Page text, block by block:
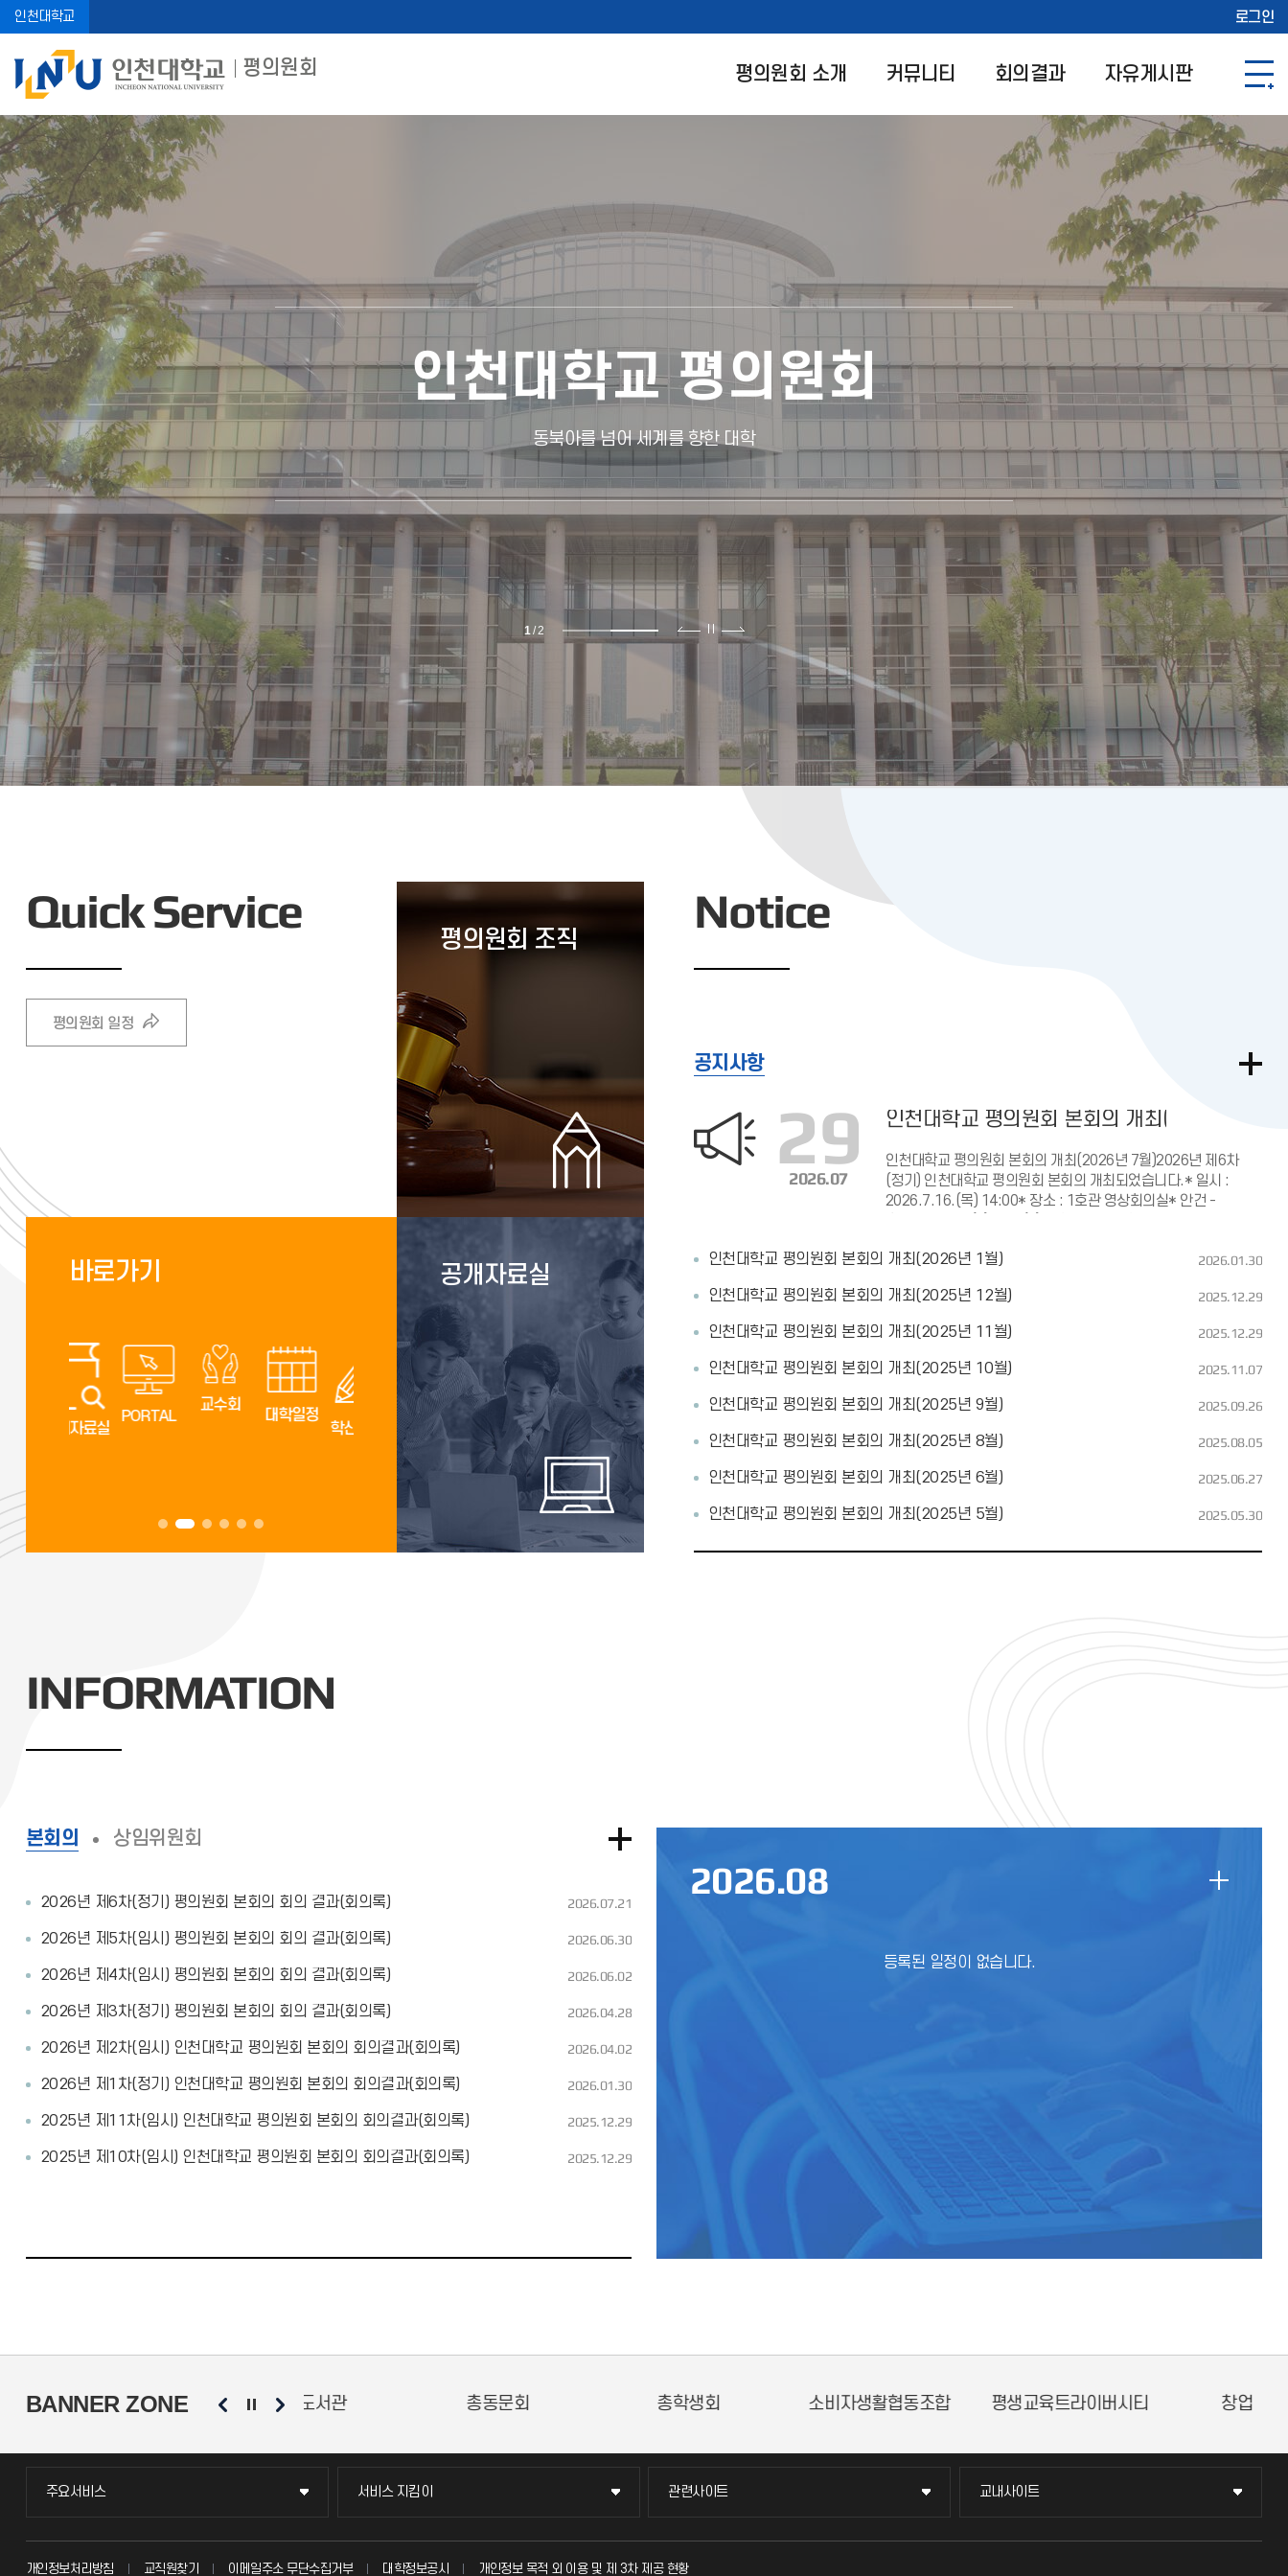
인천대학교 로그인
평의원회 평의원회 소개 커뮤니티 회의결과 자유게시판
2/2
인천대학교평의원회
동북아를 넘어 세계를 향한 대학
Quick Service
평의원회 일정
평의원회 조직
바로가기
PORTAL 대학일정
학산도서관
총동문회
공개자료실
PORTAL
교수회
총동문회
공개자료실
Notice
공지사항
인천대학교 평의원회 본회의 개최(2026년 7월)
인천대학교 평의원회 본회의 개최(2026년 7월)2026년 제6차
(정기) 인천대학교 평의원회 본회의 개최되었습니다.* 일시 :
2026.7.16.(목) 14:00* 장소 : 1호관 영상회의실* 안건 -
2026.07
29
인천대학교 평의원회 본회의 개최(2026년 1월) 2026.01.30
인천대학교 평의원회 본회의 개최(2025년 12월) 2025.12.29
인천대학교 평의원회 본회의 개최(2025년 11월) 2025.12.29
인천대학교 평의원회 본회의 개최(2025년 10월) 2025.11.07
인천대학교 평의원회 본회의 개최(2025년 9월) 2025.09.26
인천대학교 평의원회 본회의 개최(2025년 8월) 2025.08.05
인천대학교 평의원회 본회의 개최(2025년 6월) 2025.06.27
인천대학교 평의원회 본회의 개최(2025년 5월) 2025.05.30
INFORMATION
본회의
2026년 제6차(정기) 평의원회 본회의 회의 결과(회의록) 2026.07.21
2026년 제5차(임시) 평의원회 본회의 회의 결과(회의록) 2026.06.30
2026년 제4차(임시) 평의원회 본회의 회의 결과(회의록) 2026.06.02
2026년 제3차(정기) 평의원회 본회의 회의 결과(회의록) 2026.04.28
2026년 제2차(임시) 인천대학교 평의원회 본회의 회의결과(회의록) 2026.04.02
2026년 제1차(정기) 인천대학교 평의원회 본회의 회의결과(회의록) 2026.01.30
2025년 제11차(임시) 인천대학교 평의원회 본회의 회의결과(회의록) 2025.12.29
2025년 제10차(임시) 인천대학교 평의원회 본회의 회의결과(회의록) 2025.12.29
상임위원회
2026.08
등록된 일정이 없습니다.
BANNER ZONE
문회 총학생회 소비자생활협동조합 평생교육트라이버시티 창업지원단 현장실습지원센터 인천국제개발협력센터
주요서비스
주요서비스
교무회의방송
서비스 지킴이
서비스 지킴이
묻고 답하기
관련사이트
관련사이트
국방헬프콜
교내사이트
교내사이트
교수회
개인정보처리방침 교직원찾기 이메일주소 무단수집거부 대학정보공시 개인정보 목적 외 이용 및 제 3차 제공 현황